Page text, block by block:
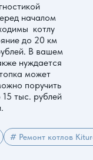
началом
котлу
до 20 км
В вашем
нуждается
может
поручить
тыс. рублей
# Ремонт котлов